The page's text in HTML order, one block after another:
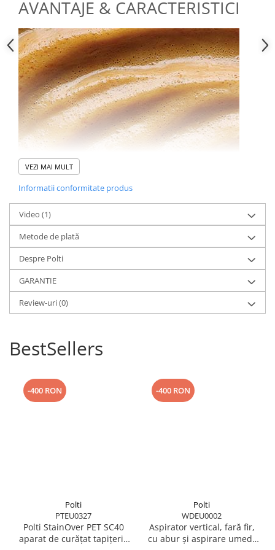
AVANTAJE & CARACTERISTICI
Note Aromatice
ÎnSOLO Vietnam
se regăsesc notele specifice de alună, alături
de armonioasele accente de fructe uscate.
Paduri E.S.E. ușor de utilizat 44 mm
gata de utilizare și dozate perfect pentru a obține o cafea
excelentă.
VEZI MAI MULT
Informatii conformitate produs
Video (1)
Metode de plată
Despre Polti
GARANTIE
Review-uri(0)
BestSellers
-400 RON
Polti
PTEU0327
Polti StainOver PET SC40
aparat de curățat tapițerie
-400 RON
Polti
WDEU0002
Aspirator vertical, fară fir,
cu abur și aspirare umed-